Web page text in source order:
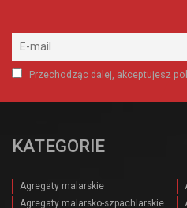
Przechodząc dalej, akceptujesz
KATEGORIE
Agregaty malarskie
Agregaty malarsko-szpachlarskie